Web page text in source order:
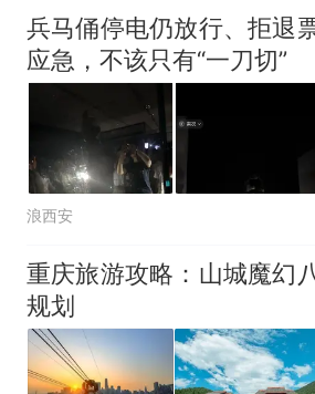
3D！
热
“不想干了特
似南京大学数
传，院方回应：
任院长一职，
源；曾用手绘
兵马俑停电仍放行、拒退
应急，不该只有“一刀切”
浪西安
重庆旅游攻略：山城魔幻
规划